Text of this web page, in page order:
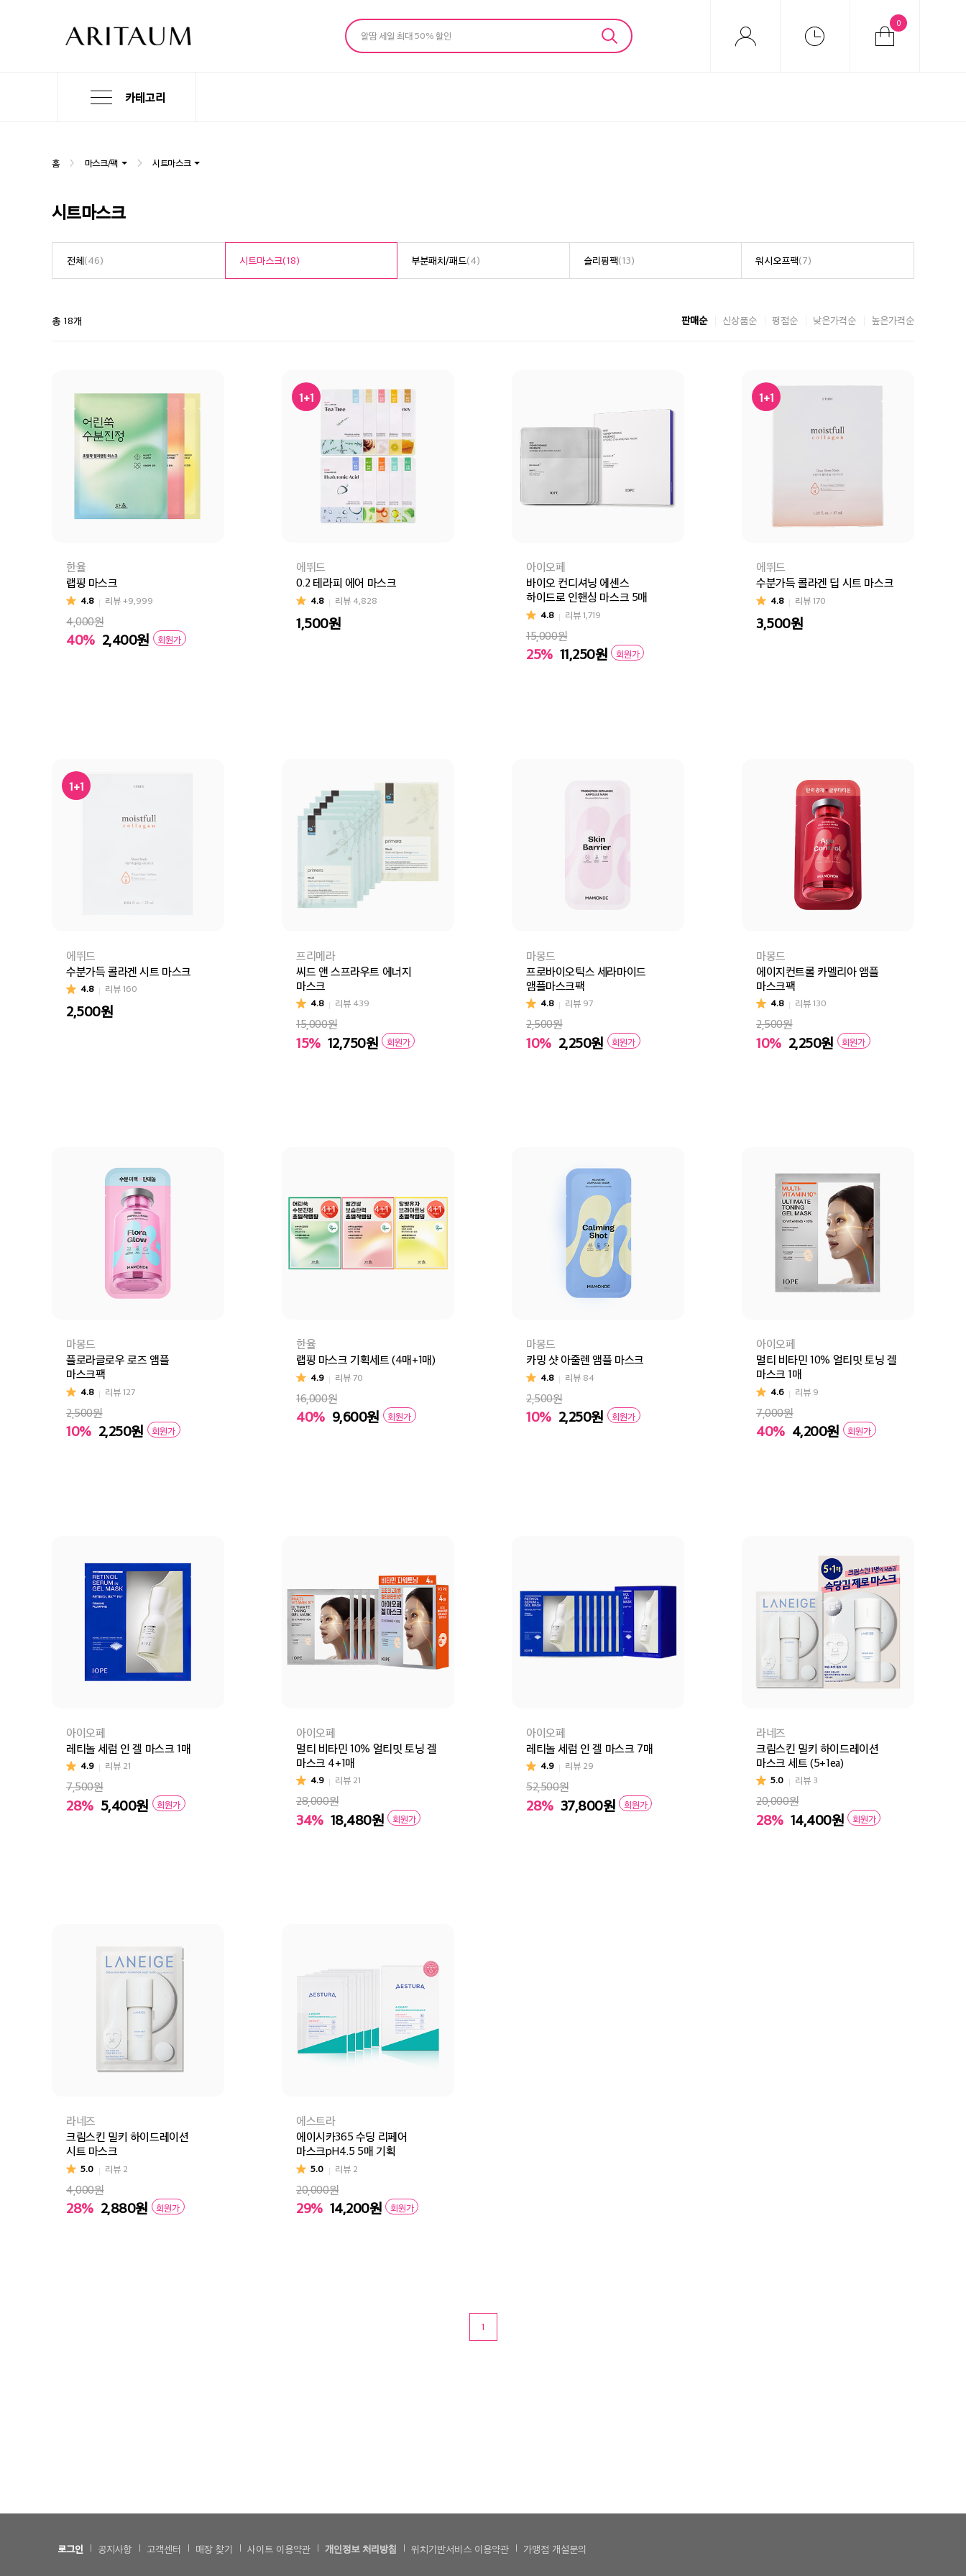
알땀 세일 최대 50% 할인
0
카테고리
홈 마스크/팩 시트마스크
시트마스크
전체(46) 시트마스크(18) 부분패치/패드(4) 슬리핑팩(13) 워시오프팩(7)
총 18개 판매순 신상품순 평점순 낮은가격순 높은가격순
한율
랩핑 마스크
4.8 리뷰+9,999
4,000원
40% 2,400원 회원가
어린쑥(수분진정) 빨간쌀(보습탄력)
1+1
에뛰드
0.2 테라피 에어 마스크
4.8 리뷰 4,828
1,500원
티트리 히아루론산 마누카꿀 진주
아이오페
바이오 컨디셔닝 에센스
하이드로 인핸싱 마스크 5매
4.8 리뷰1,719
15,000원
25% 11,250원 회원가
1+1
에뛰드
수분가득 콜라겐 딥 시트 마스크
4.8 리뷰170
3,500원
1+1
에뛰드
수분가득 콜라겐 시트 마스크
4.8 리뷰160
2,500원
프리메라
씨드 앤 스프라우트 에너지
마스크
4.8 리뷰 439
15,000원
15% 12,750원 회원가
로터스
마몽드
프로바이오틱스 세라마이드
앰플마스크팩
4.8 리뷰 97
2,500원
10% 2,250원 회원가
마몽드
에이지컨트롤 카멜리아 앰플
마스크팩
4.8 리뷰130
2,500원
10% 2,250원 회원가
마몽드
플로라글로우 로즈 앰플
마스크팩
4.8 리뷰127
2,500원
10% 2,250원 회원가
한율
랩핑 마스크 기획세트 (4매+1매)
4.9 리뷰70
16,000원
40% 9,600원 회원가
어린쑥 수분진정 랩핑마스크 기획세트 빨간쌀 보습탄력 랩핑마스크 기획세트 달빛유자 브라이트닝 랩핑마스크 기획세트
마몽드
카밍 샷 아줄렌 앰플 마스크
4.8 리뷰 84
2,500원
10% 2,250원 회원가
아이오페
멀티 비타민 10% 얼티밋 토닝 겔
마스크 1매
4.6 리뷰 9
7,000원
40% 4,200원 회원가
아이오페
레티놀 세럼 인 겔 마스크 1매
4.9 리뷰 21
7,500원
28% 5,400원 회원가
아이오페
멀티 비타민 10% 얼티밋 토닝 겔
마스크 4+1매
4.9 리뷰 21
28,000원
34% 18,480원 회원가
멀티 비타민 10% 얼티밋 토닝 겔 마스크 4+1매
아이오페
레티놀 세럼 인 겔 마스크 7매
4.9 리뷰 29
52,500원
28% 37,800원 회원가
라네즈
크림스킨 밀키 하이드레이션
마스크 세트 (5+1ea)
5.0 리뷰 3
20,000원
28% 14,400원 회원가
라네즈
크림스킨 밀키 하이드레이션
시트 마스크
5.0 리뷰 2
4,000원
28% 2,880원 회원가
에스트라
에이시카365 수딩 리페어
마스크pH4.5 5매 기획
5.0 리뷰 2
20,000원
29% 14,200원 회원가
1
로그인 공지사항 고객센터 매장 찾기 사이트 이용약관 개인정보 처리방침 위치기반서비스 이용약관 가맹점 개설문의